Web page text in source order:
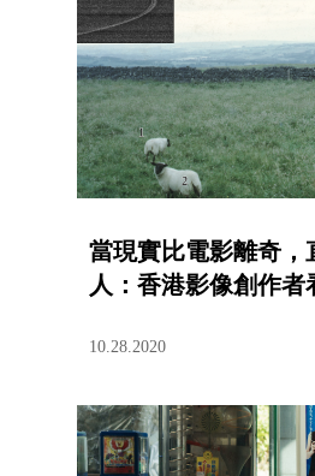
當現實比電影離奇，
人：香港影像創作者
10.28.2020